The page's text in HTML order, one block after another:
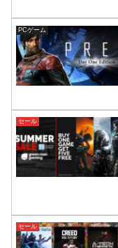
PCゲーム
セール
セール